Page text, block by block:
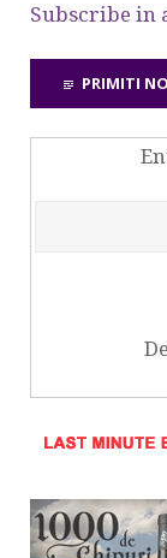
Subscribe in
PRIMITI